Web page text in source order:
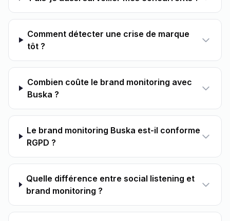
Comment détecter une crise de marque
tôt ?
Combien coûte le brand monitoring avec
Buska ?
Le brand monitoring Buska est-il conforme
RGPD ?
Quelle différence entre social listening et
brand monitoring ?